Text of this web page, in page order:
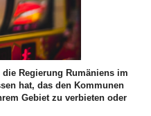
Regierung Rumäniens im
hat, das den Kommunen
Gebiet zu verbieten oder